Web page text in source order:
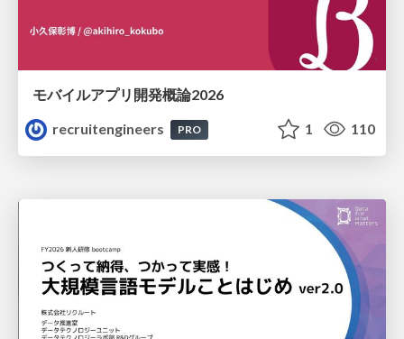
モバイルアプリ開発概論2026
recruitengineers
PRO 1 110